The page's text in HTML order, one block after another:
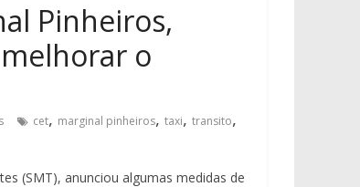
Pinheiros,
o
cet, marginal pinheiros, taxi, transito,
(SMT), anunciou algumas medidas de